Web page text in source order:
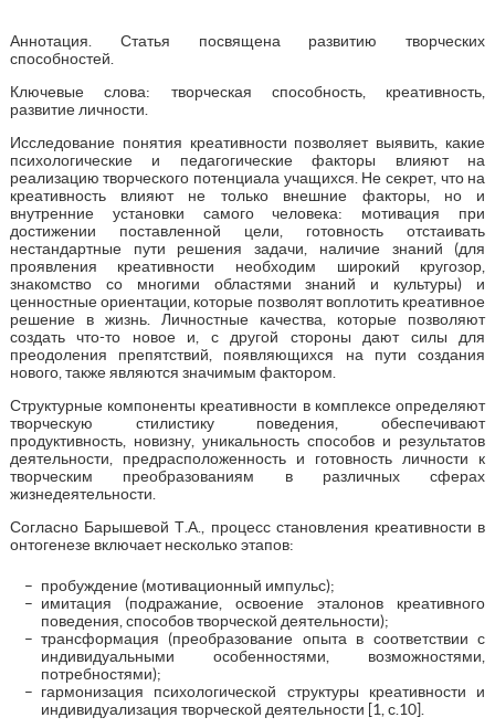
Аннотация. Статья посвящена развитию творческих
способностей.
Ключевые слова: творческая способность, креативность,
развитие личности.
Исследование понятия креативности позволяет выявить, какие
психологические и педагогические факторы влияют на
реализацию творческого потенциала учащихся. Не секрет, что на
креативность влияют не только внешние факторы, но и
внутренние установки самого человека: мотивация при
достижении поставленной цели, готовность отстаивать
нестандартные пути решения задачи, наличие знаний (для
проявления креативности необходим широкий кругозор,
знакомство со многими областями знаний и культуры) и
ценностные ориентации, которые позволят воплотить креативное
решение в жизнь. Личностные качества, которые позволяют
создать что-то новое и, с другой стороны дают силы для
преодоления препятствий, появляющихся на пути создания
нового, также являются значимым фактором.
Структурные компоненты креативности в комплексе определяют
творческую стилистику поведения, обеспечивают
продуктивность, новизну, уникальность способов и результатов
деятельности, предрасположенность и готовность личности к
творческим преобразованиям в различных сферах
жизнедеятельности.
Согласно Барышевой Т.А., процесс становления креативности в
онтогенезе включает несколько этапов:
пробуждение (мотивационный импульс);
имитация (подражание, освоение эталонов креативного
поведения, способов творческой деятельности);
трансформация (преобразование опыта в соответствии с
индивидуальными особенностями, возможностями,
потребностями);
гармонизация психологической структуры креативности и
индивидуализация творческой деятельности [1, с.10].